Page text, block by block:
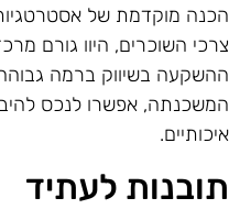
מוקדמת של
השוכרים, היוו גורם
בשיווק ברמה
אפשרו לנכס
לעתיד